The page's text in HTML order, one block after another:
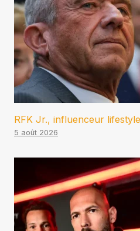
RFK Jr., influenceur
5 août 2026